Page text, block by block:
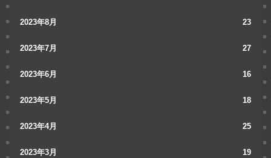
2023年8月 23
2023年7月 27
2023年6月 16
2023年5月 18
2023年4月 25
2023年3月 19